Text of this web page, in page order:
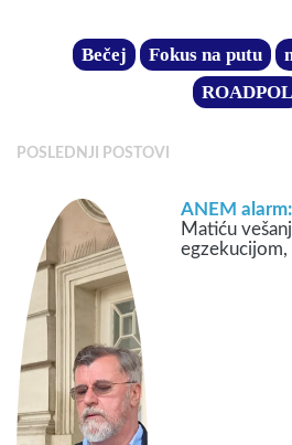
Bečej Fokus na putu
ROADPOL
POSLEDNJI POSTOVI
ANEM alarm:
Matiću